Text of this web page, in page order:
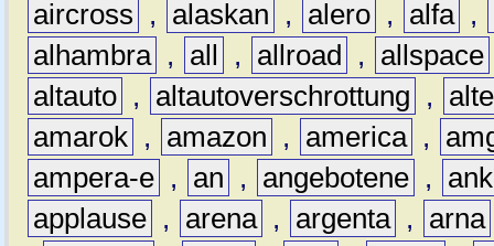
aircross
, alaskan , alero , alfa ,
alhambra , all , allroad , allspace
altauto , altautoverschrottung ,
amarok , amazon , america ,
ampera-e , an , angebotene ,
applause , arena , argenta , arna